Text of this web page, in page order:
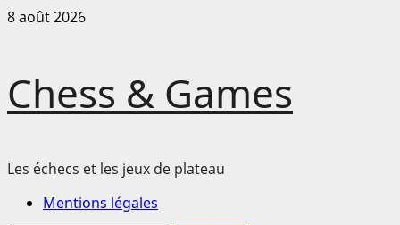
Passer
8 août 2026
Chess & Games
Les échecs et les jeux de plateau
MenuMentions légales